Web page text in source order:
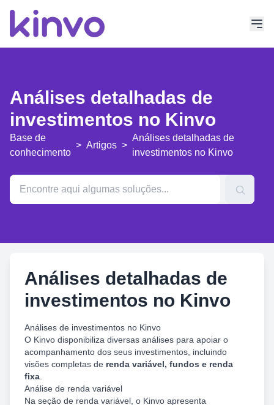
Análises detalhadas de
investimentos no Kinvo
Base de
conhecimento
> Artigos >
Análises detalhadas de
investimentos no Kinvo
Análises detalhadas de
investimentos no Kinvo
Análises de investimentos no Kinvo
O Kinvo disponibiliza diversas análises para apoiar o
acompanhamento dos seus investimentos, incluindo
visões completas de renda variável, fundos e renda
fixa
Análise de renda variável
Na seção de renda variável, o Kinvo apresenta